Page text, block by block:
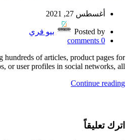
أغسطس 27, 2021
Posted by
بيو فري
0
comments
hundreds of articles, product pages for
or user profiles in social networks, all
Continue reading
اترك تعليقاً